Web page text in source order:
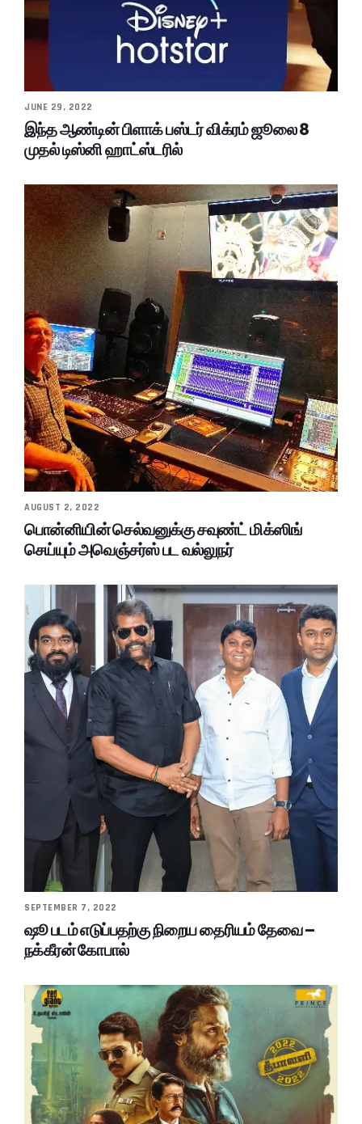
JUNE 29, 2022
இந்த ஆண்டின் பிளாக் பஸ்டர் விக்ரம் ஜூலை 8
முதல் டிஸ்னி ஹாட்ஸ்டரில்
AUGUST 2, 2022
பொன்னியின் செல்வனுக்கு சவுண்ட் மிக்ஸிங்
செய்யும் அவெஞ்சர்ஸ் பட வல்லுநர்
SEPTEMBER 7, 2022
ஷூ படம் எடுப்பதற்கு நிறைய தைரியம் தேவை –
நக்கீரன் கோபால்